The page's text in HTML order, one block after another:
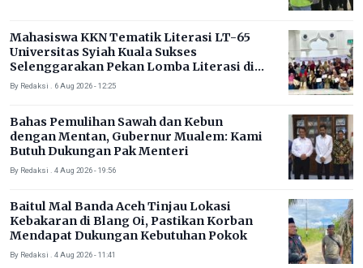
Mahasiswa KKN Tematik Literasi LT-65
Universitas Syiah Kuala Sukses
Selenggarakan Pekan Lomba Literasi di
Gampong Rhieng Blang
By Redaksi . 6 Aug 2026 - 12:25
Bahas Pemulihan Sawah dan Kebun
dengan Mentan, Gubernur Mualem: Kami
Butuh Dukungan Pak Menteri
By Redaksi . 4 Aug 2026 - 19:56
Baitul Mal Banda Aceh Tinjau Lokasi
Kebakaran di Blang Oi, Pastikan Korban
Mendapat Dukungan Kebutuhan Pokok
By Redaksi . 4 Aug 2026 - 11:41